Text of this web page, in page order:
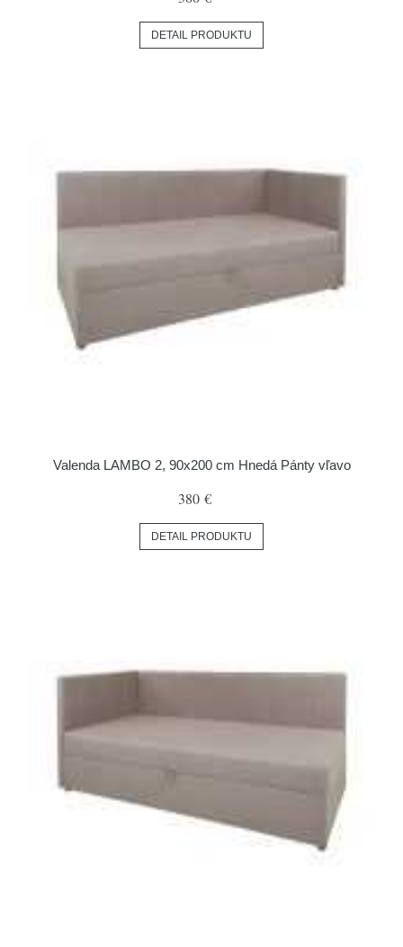
DETAIL PRODUKTU
Valenda LAMBO 2, 90x200 cm Hnedá Pánty vľavo
380 €
DETAIL PRODUKTU